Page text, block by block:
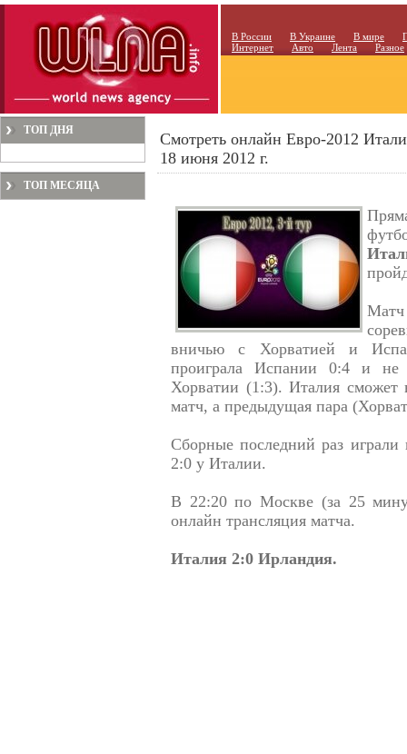
В России В Украине В мире
Интернет
Авто Лента Разное
ТОП ДНЯ
ТОП МЕСЯЦА
Смотреть онлайн Евро-2012
18 июня 2012 г.
Матч
вничью с Хорватией и
проиграла Испании 0:4 и не
Хорватии (1:3). Италия сможет
матч, а предыдущая пара
Сборные последний раз играли
2:0 у Италии.
В 22:20 по Москве (за 25
онлайн трансляция матча.
Италия 2:0 Ирландия.